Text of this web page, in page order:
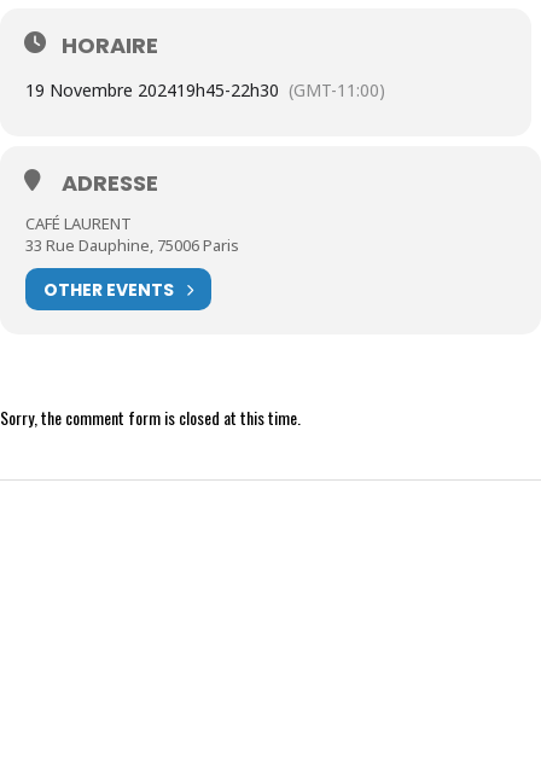
HORAIRE
19 Novembre 202419h45-22h30 (GMT-11:00)
ADRESSE
CAFÉ LAURENT
33 Rue Dauphine, 75006 Paris
OTHER EVENTS
Sorry, the comment form is closed at this time.